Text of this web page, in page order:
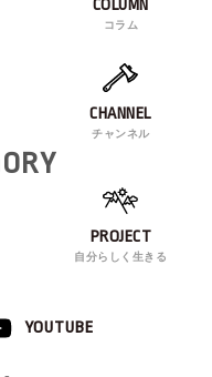
COLUMN
コラム
CHANNEL
チャンネル
PROJECT
自分らしく生きる
YOUTUBE